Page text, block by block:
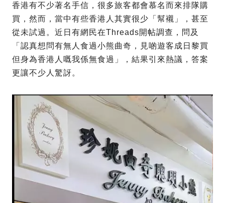
香港有不少著名手信，很多旅客都會慕名而來排隊購
買，然而，當中有些香港人其實很少「幫襯」，甚至
從未試過。近日有網民在Threads開帖調查，問及
「認真想問有無人食過小熊曲奇，見啲遊客成日黎買
但身為香港人嘅我係無食過」，結果引來熱議，答案
更讓不少人驚訝。